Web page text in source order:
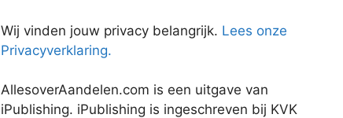
Wij vinden jouw privacy belangrijk. Lees onze
Privacyverklaring.
AllesoverAandelen.com is een uitgave van
iPublishing. iPublishing is ingeschreven bij KVK